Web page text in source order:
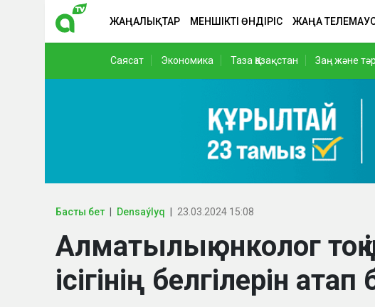
ЖАҢАЛЫҚТАР МЕНШІКТІ ӨНДІРІС ЖАҢА
Саясат Экономика Таза Қазақстан Заң және
Басты бет Densaýlyq 23.03.2024 15:08
Алматылық онколог тоқ
ісігінің белгілерін атап